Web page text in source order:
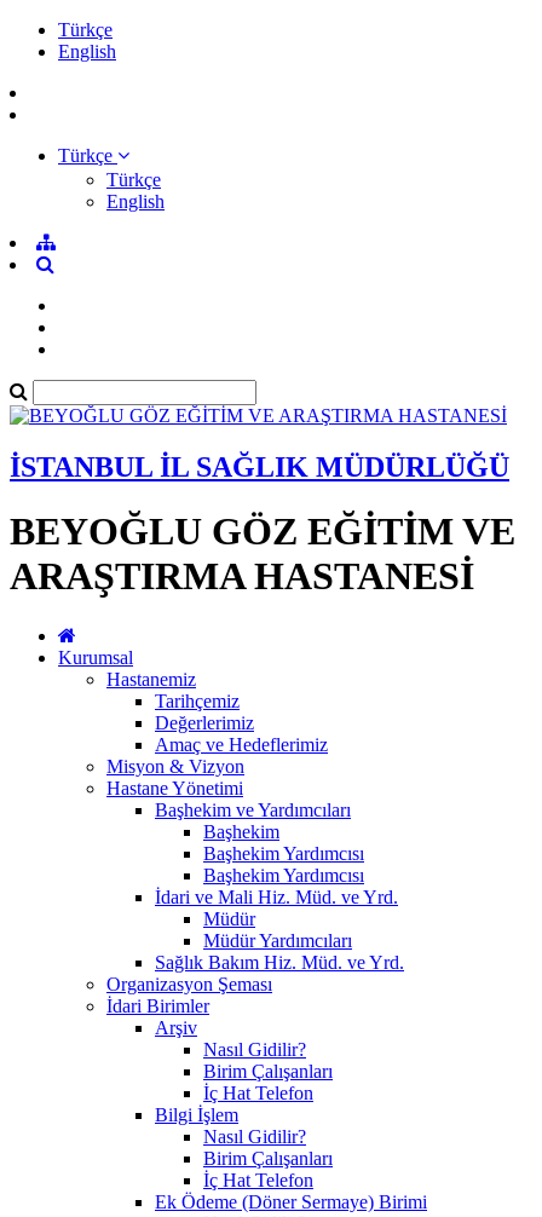
Türkçe
English
Türkçe
Türkçe
English
İSTANBUL İL SAĞLIK MÜDÜRLÜĞÜ
BEYOĞLU GÖZ EĞİTİM VE
ARAŞTIRMA HASTANESİ
Kurumsal
Hastanemiz
Tarihçemiz
Değerlerimiz
Amaç ve Hedeflerimiz
Misyon & Vizyon
Hastane Yönetimi
Başhekim ve Yardımcıları
Başhekim
Başhekim Yardımcısı
Başhekim Yardımcısı
İdari ve Mali Hiz. Müd. ve Yrd.
Müdür
Müdür Yardımcıları
Sağlık Bakım Hiz. Müd. ve Yrd.
Organizasyon Şeması
İdari Birimler
Arşiv
Nasıl Gidilir?
Birim Çalışanları
İç Hat Telefon
Bilgi İşlem
Nasıl Gidilir?
Birim Çalışanları
İç Hat Telefon
Ek Ödeme (Döner Sermaye) Birimi